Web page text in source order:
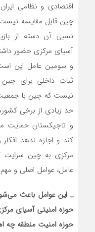
اقتصادی و نظامی
چین قابل مقایسه
نسبی آن دسته از
آسیای مرکزی حضور
و سومین عامل این
ثبات داخلی برای
نیست که چین با
حد زیادی از برخی
و تاجیکستان حمایت
کند و اجازه ندهد
مرکزی به چین سرایت
عامل، عوامل اصلی و
_ این عوامل باعث
حوزه امنیتی آسیای
حوزه امنیت منطقه چه